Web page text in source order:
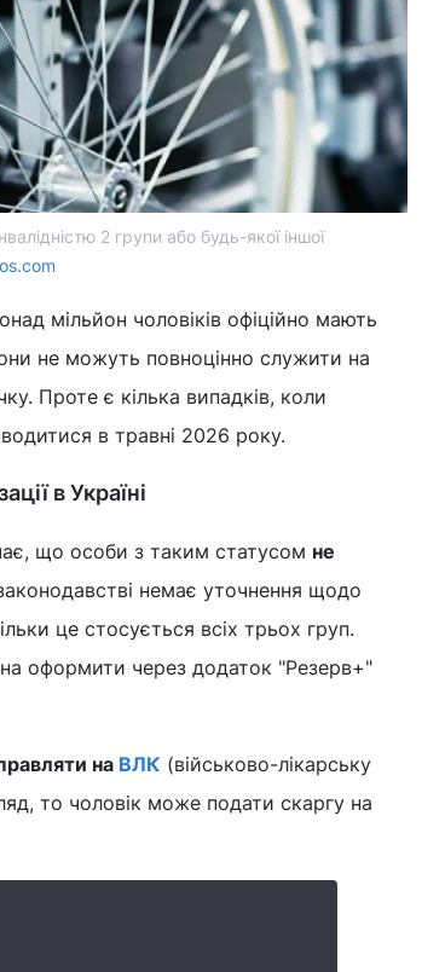
2 групи або будь-якої іншої
мільйон чоловіків офіційно мають
не можуть повноцінно служити на
Проте є кілька випадків, коли
в травні 2026 року.
в Україні
що особи з таким статусом не
немає уточнення щодо
це стосується всіх трьох груп.
оформити через додаток "Резерв+"
на ВЛК (військово-лікарську
то чоловік може подати скаргу на